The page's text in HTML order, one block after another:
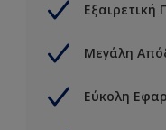
Μεγάλη
Εύκολη